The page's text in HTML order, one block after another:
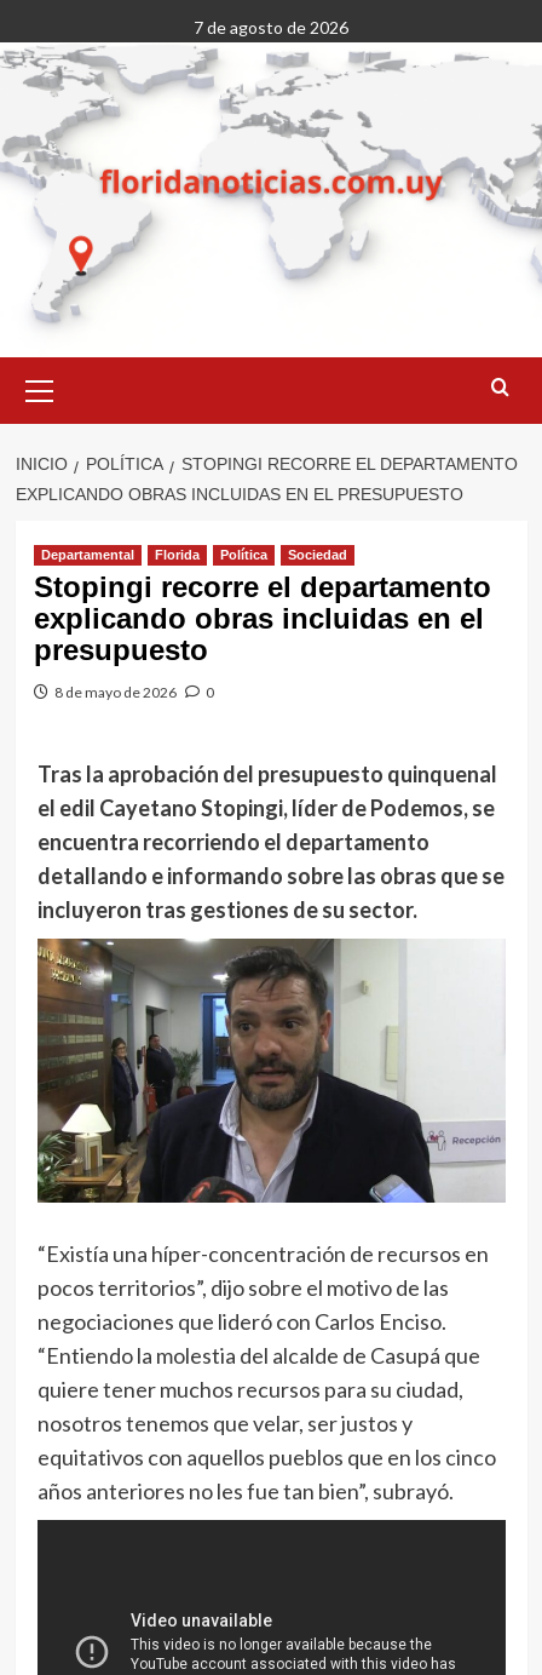
al
contenido
7 de agosto de 2026
primario
INICIO POLÍTICA
STOPINGI RECORRE EL DEPARTAMENTO
EXPLICANDO OBRAS INCLUIDAS EN EL PRESUPUESTO
Departamental Florida Política Sociedad
Stopingi recorre el departamento
explicando obras incluidas en el
presupuesto
8 de mayo de 2026 0
Tras la aprobación del presupuesto quinquenal
el edil Cayetano Stopingi, líder de Podemos, se
encuentra recorriendo el departamento
detallando e informando sobre las obras que se
incluyeron tras gestiones de su sector.
“Existía una híper-concentración de recursos en
pocos territorios”, dijo sobre el motivo de las
negociaciones que lideró con Carlos Enciso.
“Entiendo la molestia del alcalde de Casupá que
quiere tener muchos recursos para su ciudad,
nosotros tenemos que velar, ser justos y
equitativos con aquellos pueblos que en los cinco
años anteriores no les fue tan bien”, subrayó.